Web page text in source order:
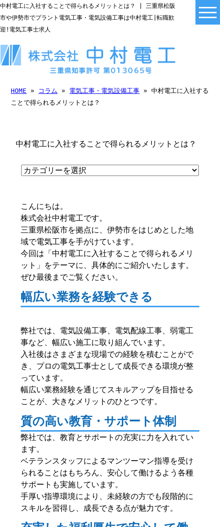
中村電工に入社することで得られるメリットとは？ | 三重県松阪
市や伊勢市でプラント電気工事・電気設備工事は中村電工|転職歓
迎!電気工事士求人
HOME » コラム » 電気工事・電気設備工事 » 中村電工に入社する
ことで得られるメリットとは？
中村電工に入社することで得られるメリットとは？
こんにちは。
株式会社中村電工です。
三重県松阪市を拠点に、伊勢市をはじめとした地
域で電気工事を手がけています。
今回は「中村電工に入社することで得られるメリ
ット」をテーマに、具体的にご紹介いたします。
ぜひ最後までご覧ください。
幅広い業務を経験できる
弊社では、電気設備工事、電気配線工事、弱電工
事など、幅広い施工に取り組んでいます。
入社後はさまざまな現場での経験を積むことがで
き、プロの電気工事士として成長できる環境が整
っています。
幅広い業務経験を通じてスキルアップを目指せる
ことが、大きなメリットのひとつです。
質の高い教育・サポート体制
弊社では、教育とサポートの充実に力を入れてい
ます。
ベテランスタッフによるマンツーマン指導を受け
られることはもちろん、安心して働けるよう各種
サポートも実施しています。
手厚い指導環境により、未経験の方でも段階的に
スキルを習得し、成長できる点が魅力です。